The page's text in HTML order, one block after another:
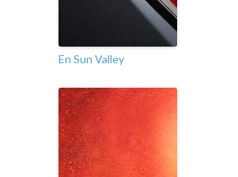
En Sun Valley